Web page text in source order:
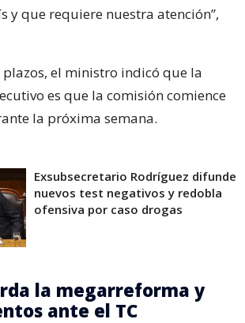
y que requiere nuestra atención”,
plazos, el ministro indicó que la
es que la comisión comience
la próxima semana.
Exsubsecretario Rodríguez difunde
nuevos test negativos y redobla
ofensiva por caso drogas
la megarreforma y
ante el TC